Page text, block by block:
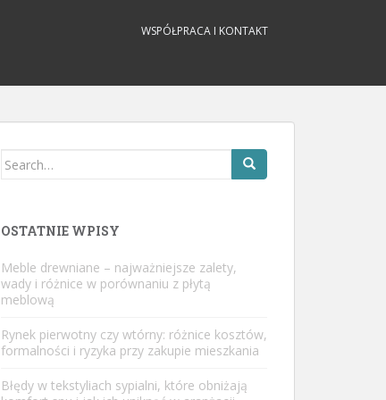
WSPÓŁPRACA I KONTAKT
Search
OSTATNIE WPISY
Meble drewniane – najważniejsze zalety,
wady i różnice w porównaniu z płytą
meblową
Rynek pierwotny czy wtórny: różnice kosztów,
formalności i ryzyka przy zakupie mieszkania
Błędy w tekstyliach sypialni, które obniżają